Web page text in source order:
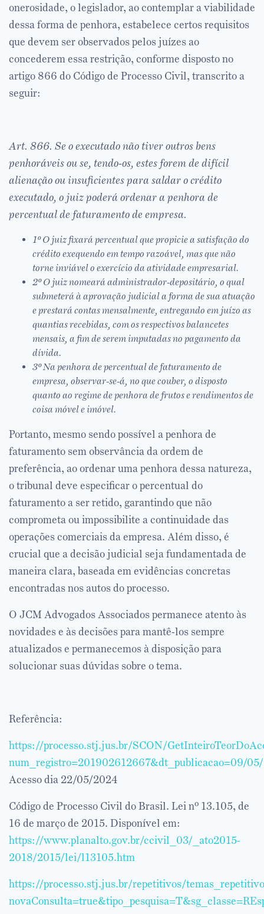
onerosidade, o legislador, ao contemplar a viabilidade
dessa forma de penhora, estabelece certos requisitos
que devem ser observados pelos juízes ao
concederem essa restrição, conforme disposto no
artigo 866 do Código de Processo Civil, transcrito a
seguir:
Art. 866. Se o executado não tiver outros bens
penhoráveis ou se, tendo-os, estes forem de difícil
alienação ou insuficientes para saldar o crédito
executado, o juiz poderá ordenar a penhora de
percentual de faturamento de empresa.
1º O juiz fixará percentual que propicie a satisfação do
crédito exequendo em tempo razoável, mas que não
torne inviável o exercício da atividade empresarial.
2º O juiz nomeará administrador-depositário, o qual
submeterá à aprovação judicial a forma de sua atuação
e prestará contas mensalmente, entregando em juízo as
quantias recebidas, com os respectivos balancetes
mensais, a fim de serem imputadas no pagamento da
dívida.
3º Na penhora de percentual de faturamento de
empresa, observar-se-á, no que couber, o disposto
quanto ao regime de penhora de frutos e rendimentos de
coisa móvel e imóvel.
Portanto, mesmo sendo possível a penhora de
faturamento sem observância da ordem de
preferência, ao ordenar uma penhora dessa natureza,
o tribunal deve especificar o percentual do
faturamento a ser retido, garantindo que não
comprometa ou impossibilite a continuidade das
operações comerciais da empresa. Além disso, é
crucial que a decisão judicial seja fundamentada de
maneira clara, baseada em evidências concretas
encontradas nos autos do processo.
O JCM Advogados Associados permanece atento às
novidades e às decisões para mantê-los sempre
atualizados e permanecemos à disposição para
solucionar suas dúvidas sobre o tema.
Referência:
https://processo.stj.jus.br/SCON/
num_registro=201902612667&dt_publicacao=09/
Acesso dia 22/05/2024
Código de Processo Civil do Brasil. Lei nº 13.105, de
16 de março de 2015. Disponível em:
https://www.planalto.gov.br/ccivil_03/_ato2015-
2018/2015/lei/l13105.htm
https://processo.stj.jus.br/repetitivos/